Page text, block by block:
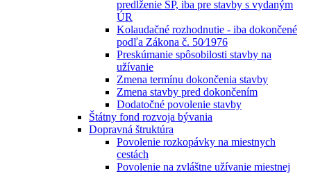
predĺženie SP, iba pre stavby s vydaným
ÚR
Kolaudačné rozhodnutie - iba dokončené
podľa Zákona č. 50⁄1976
Preskúmanie spôsobilosti stavby na
užívanie
Zmena termínu dokončenia stavby
Zmena stavby pred dokončením
Dodatočné povolenie stavby
Štátny fond rozvoja bývania
Dopravná štruktúra
Povolenie rozkopávky na miestnych
cestách
Povolenie na zvláštne užívanie miestnej